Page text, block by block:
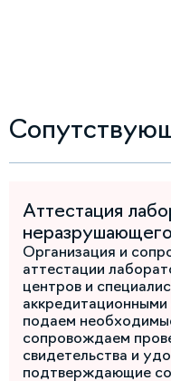
Аттестация
Организация и
аттестации
центров и
аккредитационными
подаем
сопровождаем
свидетельства и
подтверждающие